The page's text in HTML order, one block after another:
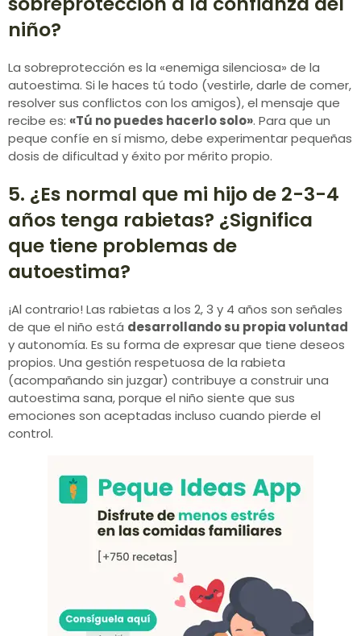
niño?
La sobreprotección es la «enemiga silenciosa» de la
autoestima. Si le haces tú todo (vestirle, darle de comer,
resolver sus conflictos con los amigos), el mensaje que
recibe es: «Tú no puedes hacerlo solo». Para que un
peque confíe en sí mismo, debe experimentar pequeñas
dosis de dificultad y éxito por mérito propio.
5. ¿Es normal que mi hijo de 2-3-4
años tenga rabietas? ¿Significa
que tiene problemas de
autoestima?
¡Al contrario! Las rabietas a los 2, 3 y 4 años son señales
de que el niño está desarrollando su propia voluntad
y autonomía. Es su forma de expresar que tiene deseos
propios. Una gestión respetuosa de la rabieta
(acompañando sin juzgar) contribuye a construir una
autoestima sana, porque el niño siente que sus
emociones son aceptadas incluso cuando pierde el
control.